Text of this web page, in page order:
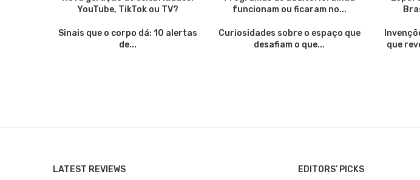
YouTube, TikTok ou TV?
funcionam ou ficaram no...
Sinais que o corpo dá: 10 alertas
de...
Curiosidades sobre o espaço que
desafiam o que...
que
LATEST REVIEWS EDITORS’ PICKS